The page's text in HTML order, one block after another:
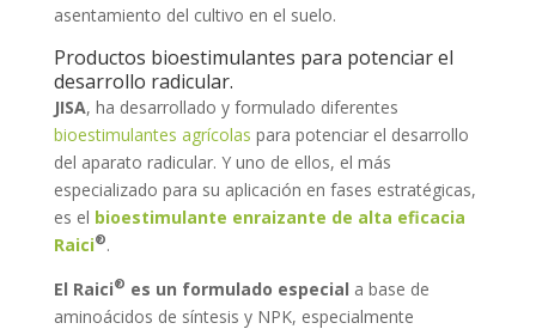
asentamiento del cultivo en el suelo.
Productos bioestimulantes para potenciar el
desarrollo radicular.
JISA, ha desarrollado y formulado diferentes
bioestimulantes agrícolas para potenciar el desarrollo
del aparato radicular. Y uno de ellos, el más
especializado para su aplicación en fases estratégicas,
es el bioestimulante enraizante de alta eficacia
Raici®.
El Raici® es un formulado especial a base de
aminoácidos de síntesis y NPK, especialmente